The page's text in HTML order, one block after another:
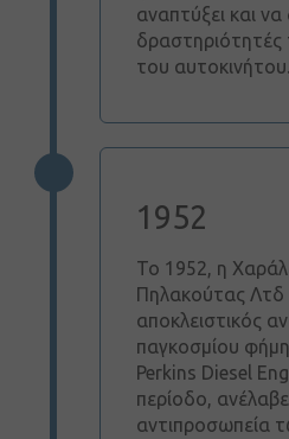
Συνδεση
Ο
μου
αναπτύξει και να
του αυτοκινήτου.
1952
Το 1952, η
Πηλακούτας Λτδ
αποκλειστικός
παγκοσμίου
Perkins Diesel
περίοδο,
αντιπροσωπεία